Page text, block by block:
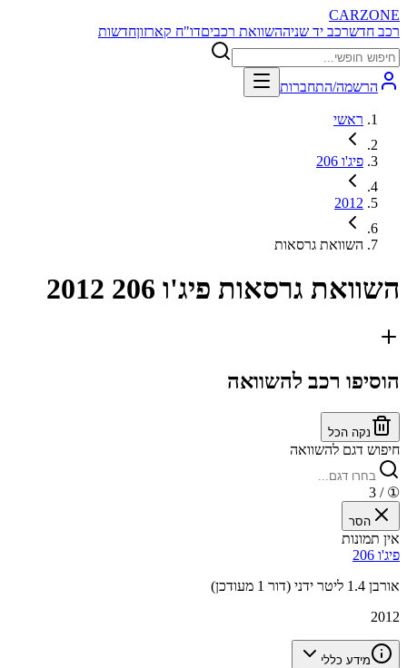
CARZONE
רכב חדשרכב יד שניההשוואת רכביםדו"ח קארזוןחדשות
הרשמה/התחברות
ראשי
פיג'ו 206
2012
השוואת גרסאות
השוואת גרסאות פיג'ו 206 2012
הוסיפו רכב להשוואה
נקה הכל
חיפוש דגם להשוואה
①
/ 3
הסר
אין תמונות
פיג'ו 206
אורבן 1.4 ליטר ידני (דור 1 מעודכן)
2012
מידע כללי